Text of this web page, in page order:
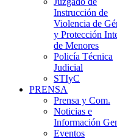
Instrucción de
Violencia de
y Protección
de Menores
Policía Técnica
Judicial
STIyC
PRENSA
Prensa y Com.
Noticias e
Información
Eventos